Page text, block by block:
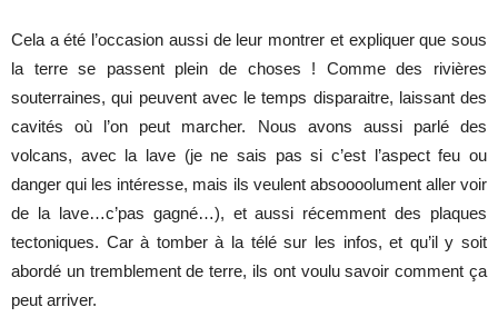
Cela a été l’occasion aussi de leur montrer et expliquer que sous
la terre se passent plein de choses ! Comme des rivières
souterraines, qui peuvent avec le temps disparaitre, laissant des
cavités où l’on peut marcher. Nous avons aussi parlé des
volcans, avec la lave (je ne sais pas si c’est l’aspect feu ou
danger qui les intéresse, mais ils veulent absoooolument aller voir
de la lave…c’pas gagné…), et aussi récemment des plaques
tectoniques. Car à tomber à la télé sur les infos, et qu’il y soit
abordé un tremblement de terre, ils ont voulu savoir comment ça
peut arriver.